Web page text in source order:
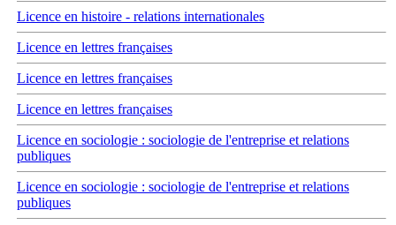
Licence en histoire - relations internationales
Licence en lettres françaises
Licence en lettres françaises
Licence en lettres françaises
Licence en sociologie : sociologie de l'entreprise et relations
publiques
Licence en sociologie : sociologie de l'entreprise et relations
publiques